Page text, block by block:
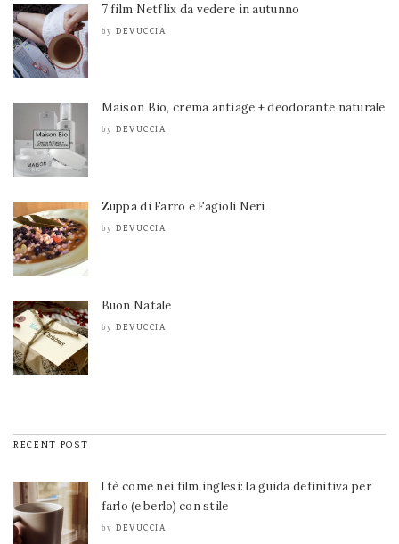
7 film Netflix da vedere in autunno
by DEVUCCIA
Maison Bio, crema antiage + deodorante naturale
by DEVUCCIA
Zuppa di Farro e Fagioli Neri
by DEVUCCIA
Buon Natale
by DEVUCCIA
RECENT POST
l tè come nei film inglesi: la guida definitiva per
farlo (e berlo) con stile
by DEVUCCIA